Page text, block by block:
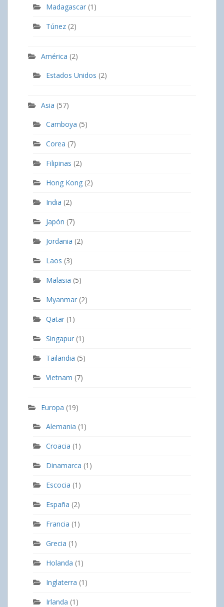
Madagascar (1)
Túnez (2)
América (2)
Estados Unidos (2)
Asia (57)
Camboya (5)
Corea (7)
Filipinas (2)
Hong Kong (2)
India (2)
Japón (7)
Jordania (2)
Laos (3)
Malasia (5)
Myanmar (2)
Qatar (1)
Singapur (1)
Tailandia (5)
Vietnam (7)
Europa (19)
Alemania (1)
Croacia (1)
Dinamarca (1)
Escocia (1)
España (2)
Francia (1)
Grecia (1)
Holanda (1)
Inglaterra (1)
Irlanda (1)